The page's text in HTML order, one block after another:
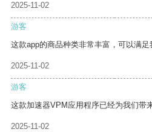
2025-11-02
游客
这款app的商品种类非常丰富，可以满足
2025-11-02
游客
这款加速器VPM应用程序已经为我们带
2025-11-02